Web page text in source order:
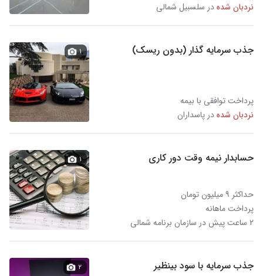
نردبان شدهدر سلسبیل شمالی
جذب سرمایه گذار (بدون ریسک)
پرداخت توافقی با بیمه
نردبان شدهدر پاسداران
۱
حسابدار نیمه وقت دور کاری
حداکثر ۹ میلیون تومان
پرداخت ماهانه
۲ ساعت پیش در سازمان برنامه شمالی
۱
جذب سرمایه با سود بینظیر ۲